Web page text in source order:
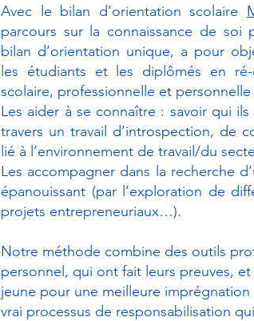
Avec le bilan d’orientation scolaire
parcours sur la connaissance de soi
bilan d’orientation unique, a pour
les étudiants et les diplômés en
scolaire, professionnelle et
Les aider à se connaître : savoir qui
travers un travail d’introspection, de
lié à l’environnement de travail/du
Les accompagner dans la recherche
épanouissant (par l’exploration de
projets entrepreneuriaux…).
Notre méthode combine des outils
personnel, qui ont fait leurs preuves,
jeune pour une meilleure
vrai processus de responsabilisation